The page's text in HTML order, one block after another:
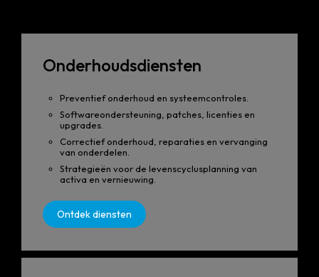
Onderhoudsdiensten
Preventief onderhoud en systeemcontroles.
Softwareondersteuning, patches, licenties en
upgrades.
Correctief onderhoud, reparaties en vervanging
van onderdelen.
Strategieën voor de levenscyclusplanning van
activa en vernieuwing.
Ontdek diensten